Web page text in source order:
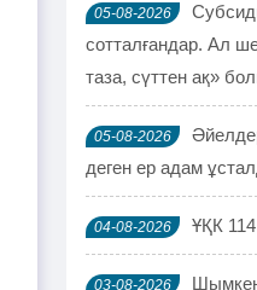
05-08-2026
сотталғандар. Ал
таза, сүттен ақ»
05-08-2026
деген ер адам
04-08-2026 ҰҚК
03-08-2026